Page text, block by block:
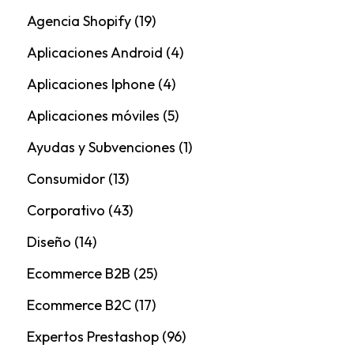
Agencia Shopify(19)
Aplicaciones Android (4)
Aplicaciones Iphone(4)
Aplicaciones móviles (5)
Ayudas y Subvenciones (1)
Consumidor(13)
Corporativo (43)
Diseño (14)
Ecommerce B2B (25)
Ecommerce B2C(17)
Expertos Prestashop(96)